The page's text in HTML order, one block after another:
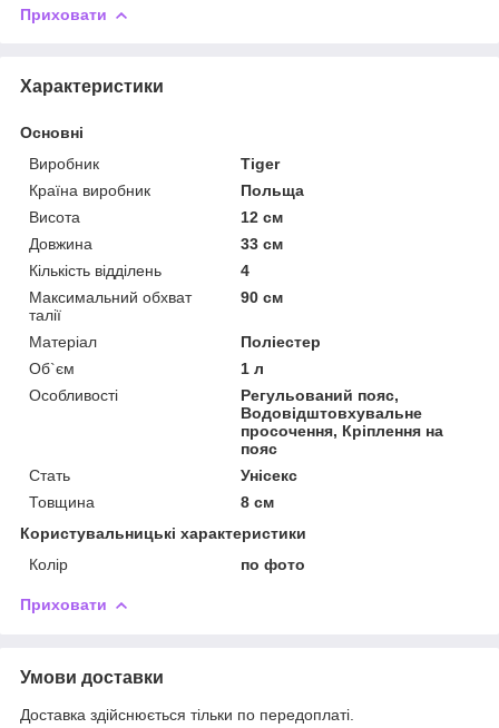
Приховати
Характеристики
Основні
Виробник
Tiger
Країна виробник
Польща
Висота
12 см
Довжина
33 см
Кількість відділень
4
Максимальний обхват
талії
90 см
Матеріал
Поліестер
Об`єм
1 л
Особливості
Регульований пояс,
Водовідштовхувальне
просочення, Кріплення на
пояс
Стать
Унісекс
Товщина
8 см
Користувальницькі характеристики
Колір
по фото
Приховати
Умови доставки
Доставка здійснюється тільки по передоплаті.